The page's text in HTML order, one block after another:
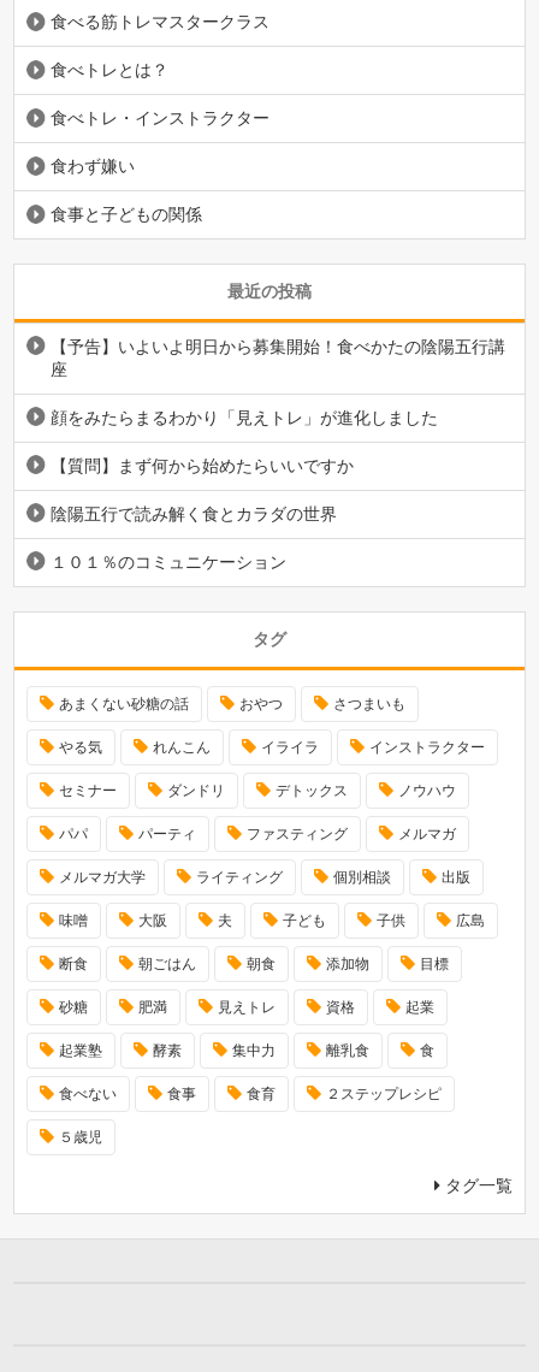
食べる筋トレマスタークラス
食べトレとは？
食べトレ・インストラクター
食わず嫌い
食事と子どもの関係
最近の投稿
【予告】いよいよ明日から募集開始！食べかたの陰陽五行講
座
顔をみたらまるわかり「見えトレ」が進化しました
【質問】まず何から始めたらいいですか
陰陽五行で読み解く食とカラダの世界
１０１％のコミュニケーション
タグ
あまくない砂糖の話 おやつ さつまいも
やる気 れんこん イライラ インストラクター
セミナー ダンドリ デトックス ノウハウ
パパ パーティ ファスティング メルマガ
メルマガ大学 ライティング 個別相談 出版
味噌 大阪 夫 子ども 子供 広島
断食 朝ごはん 朝食 添加物 目標
砂糖 肥満 見えトレ 資格 起業
起業塾 酵素 集中力 離乳食 食
食べない 食事 食育 ２ステップレシピ
５歳児
タグ一覧